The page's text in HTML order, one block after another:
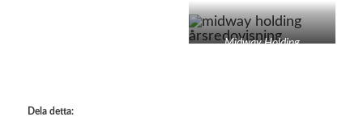
Midway Holding
Dela detta: